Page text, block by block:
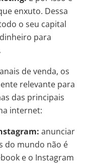
enxuto. Dessa
o seu capital
para
de venda, os
relevante para
das principais
internet:
anunciar
do mundo não é
e o Instagram